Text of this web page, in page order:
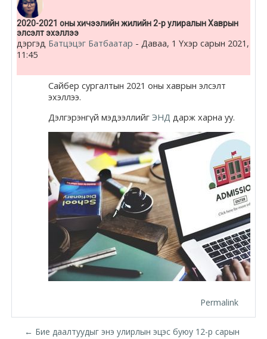
Moodle
Docs
Moodle.com
жишээ 2
Moodle
community
Moodle
free support
Moodle
2020-2021 оны хичээлийн жилийн 2-р улиралын Хаврын
элсэлт эхэллээ
дэргэд Батцэцэг Батбаатар -Даваа, 1 Үхэр сарын 2021,
11:45
Number of replies: 0
Сайбер сургалтын 2021 оны хаврын элсэлт
эхэллээ.
Дэлгэрэнгүй мэдээллийг ЭНД дарж харна уу.
Permalink
← Бие даалтуудыг энэ улирлын эцэс буюу 12-р сарын